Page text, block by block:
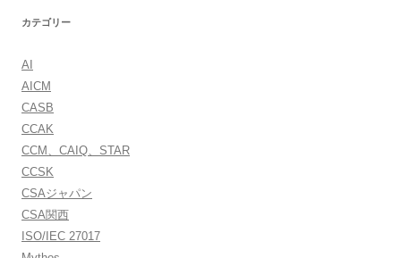
カテゴリー
AI
AICM
CASB
CCAK
CCM、CAIQ、STAR
CCSK
CSAジャパン
CSA関西
ISO/IEC 27017